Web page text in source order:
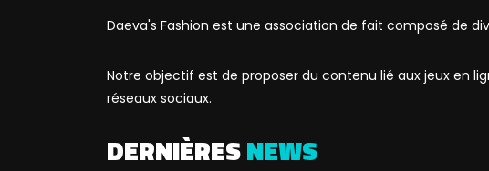
Daeva's Fashion est une association de fait composé de
Notre objectif est de proposer du contenu lié aux jeux en
réseaux sociaux.
DERNIÈRESNEWS